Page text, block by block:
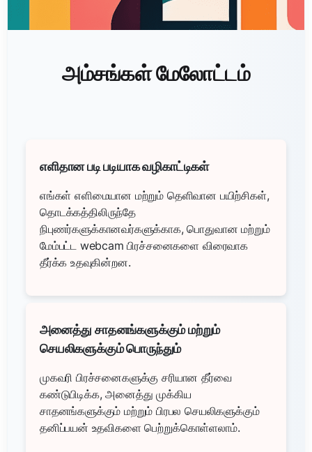
அம்சங்கள் மேலோட்டம்
எளிதான படி படியாக வழிகாட்டிகள்
எங்கள் எளிமையான மற்றும் தெளிவான பயிற்சிகள்,
தொடக்கத்திலிருந்தே
நிபுணர்களுக்கானவர்களுக்காக, பொதுவான மற்றும்
மேம்பட்ட webcam பிரச்சனைகளை விரைவாக
தீர்க்க உதவுகின்றன.
அனைத்து சாதனங்களுக்கும் மற்றும்
செயலிகளுக்கும் பொருந்தும்
முகவரி பிரச்சனைகளுக்கு சரியான தீர்வை
கண்டுபிடிக்க, அனைத்து முக்கிய
சாதனங்களுக்கும் மற்றும் பிரபல செயலிகளுக்கும்
தனிப்பயன் உதவிகளை பெற்றுக்கொள்ளலாம்.